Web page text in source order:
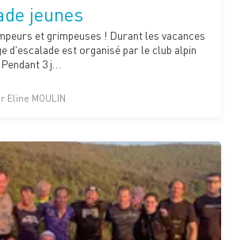
jeunes
et grimpeuses ! Durant les vacances
d'escalade est organisé par le club alpin
3 j…
Eline MOULIN